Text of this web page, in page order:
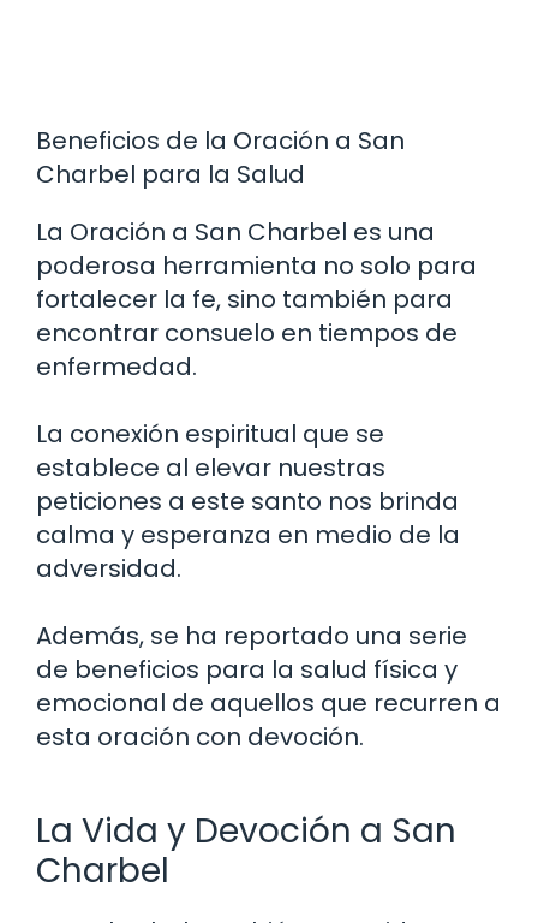
Beneficios de la Oración a San
Charbel para la Salud
La Oración a San Charbel es una
poderosa herramienta no solo para
fortalecer la fe, sino también para
encontrar consuelo en tiempos de
enfermedad.
La conexión espiritual que se
establece al elevar nuestras
peticiones a este santo nos brinda
calma y esperanza en medio de la
adversidad.
Además, se ha reportado una serie
de beneficios para la salud física y
emocional de aquellos que recurren a
esta oración con devoción.
La Vida y Devoción a San
Charbel